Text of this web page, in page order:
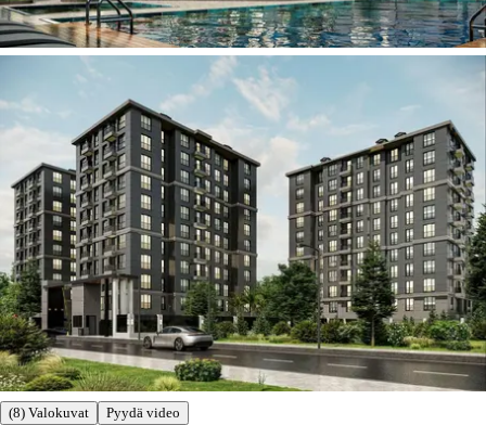
(8) Valokuvat Pyydä video